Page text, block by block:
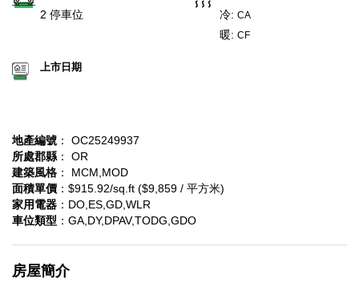
2 停車位 冷: CA
暖: CF
上市日期
地產編號 ： OC25249937
所處郡縣 ： OR
建築風格 ： MCM,MOD
面積單價 ：$915.92/sq.ft ($9,859 / 平方米)
家用電器 ：DO,ES,GD,WLR
車位類型 ：GA,DY,DPAV,TODG,GDO
房屋簡介